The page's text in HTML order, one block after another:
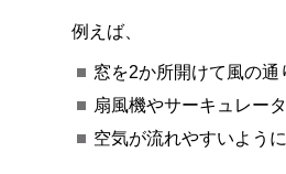
例えば、
窓を2か所開けて風の通
扇風機やサーキュレー
空気が流れやすいよう